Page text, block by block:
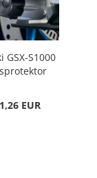
GSX-S1000
EUR